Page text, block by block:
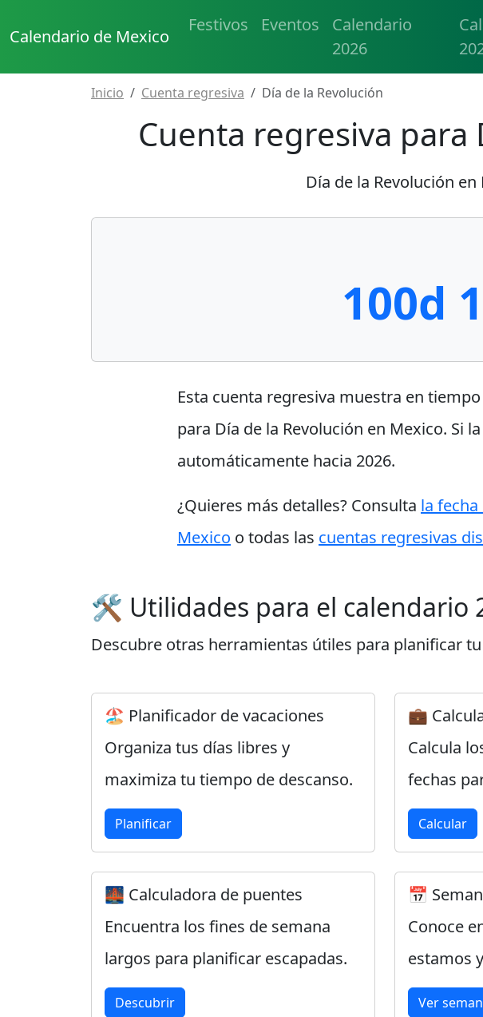
Calendario de Mexico
Festivos Eventos
Calendario
2026
Inicio Cuenta regresiva Día de la Revolución
Cuenta regresiva para
Día de la Revolución en
100d
Esta cuenta regresiva muestra en
para Día de la Revolución en Mexico. Si
automáticamente hacia 2026.
¿Quieres más detalles? Consulta la fecha
Mexico o todas las cuentas regresivas
🛠️ Utilidades para el calendario
Descubre otras herramientas útiles para planificar
🏖️ Planificador de vacaciones
Organiza tus días libres y
maximiza tu tiempo de descanso.
Planificar
💼
Calcula
fechas
Calcular
🌉 Calculadora de puentes
Encuentra los fines de semana
largos para planificar escapadas.
Descubrir
📅
Conoce
estamos
Ver